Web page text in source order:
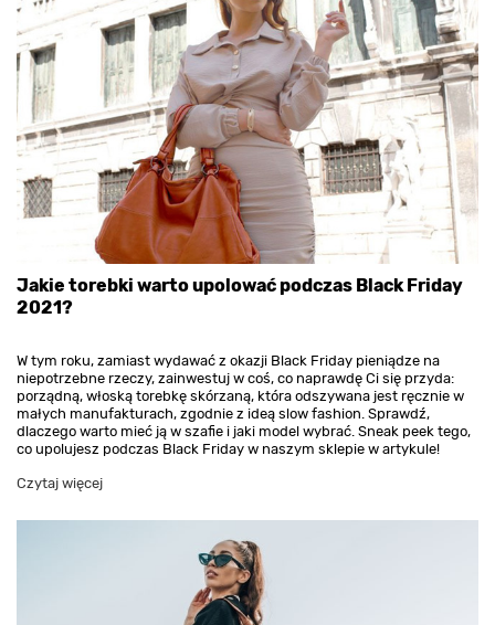
Jakie torebki warto upolować podczas Black Friday
2021?
W tym roku, zamiast wydawać z okazji Black Friday pieniądze na
niepotrzebne rzeczy, zainwestuj w coś, co naprawdę Ci się przyda:
porządną, włoską torebkę skórzaną, która odszywana jest ręcznie w
małych manufakturach, zgodnie z ideą slow fashion. Sprawdź,
dlaczego warto mieć ją w szafie i jaki model wybrać. Sneak peek tego,
co upolujesz podczas Black Friday w naszym sklepie w artykule!
Czytaj więcej